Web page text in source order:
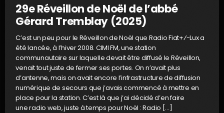
29e Réveillon de Noël de l’abbé
Gérard Tremblay (2025)
C’est un peu pour le Réveillon de Noël que Radio Fiat+⁄-Lux a
été lancée, à l’hiver 2008. CIMI FM, une station
communautaire sur laquelle devait être diffusé le Réveillon,
venait tout juste de fermer ses portes. On n’avait plus
d’antenne, mais on avait encore l’infrastructure de diffusion
numérique de secours que j’avais commencé à mettre en
place pour la station. C’est là que j’ai décidé d’en faire
une radio web, juste à temps pour Noël : Radio […]